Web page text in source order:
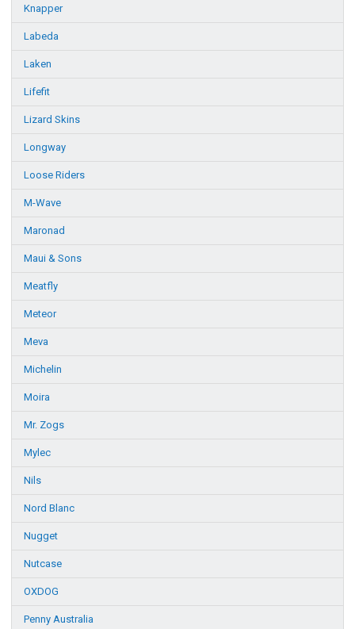
Knapper
Labeda
Laken
Lifefit
Lizard Skins
Longway
Loose Riders
M-Wave
Maronad
Maui & Sons
Meatfly
Meteor
Meva
Michelin
Moira
Mr. Zogs
Mylec
Nils
Nord Blanc
Nugget
Nutcase
OXDOG
Penny Australia